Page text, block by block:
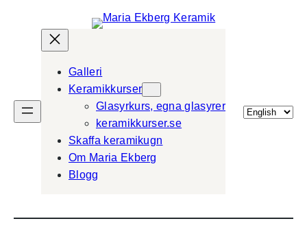
Galleri
Keramikkurser
Glasyrkurs, egna glasyrer
keramikkurser.se
Skaffa keramikugn
Om Maria Ekberg
Blogg
Välj